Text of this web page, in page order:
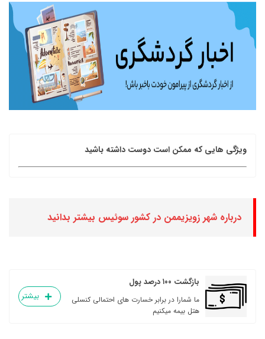
ویژگی هایی که ممکن است دوست داشته باشید
درباره شهر زویزیممن در کشور سوئیس بیشتر بدانید
بازگشت ۱۰۰ درصد پول
ما شمارا در برابر خسارت های احتمالی کنسلی
هتل بیمه میکنیم
بیشتر